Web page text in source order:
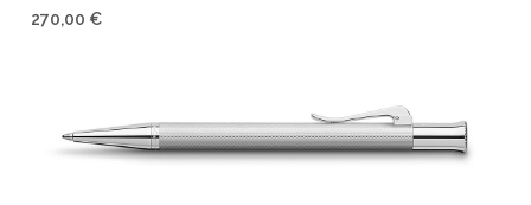
270,00 €